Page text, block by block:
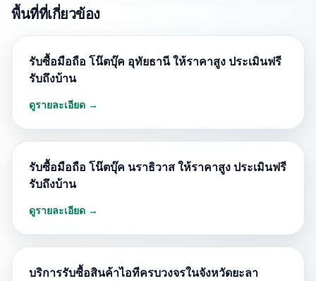
พื้นที่ที่เกี่ยวข้อง
รับซื้อมือถือ โน๊ตบุ๊ค อุทัยธานี ให้ราคาสูง ประเมินฟรี
รับถึงบ้าน
ดูรายละเอียด →
รับซื้อมือถือ โน๊ตบุ๊ค นราธิวาส ให้ราคาสูง ประเมินฟรี
รับถึงบ้าน
ดูรายละเอียด →
บริการรับซื้อสินค้าไอทีครบวงจรในจังหวัดยะลา